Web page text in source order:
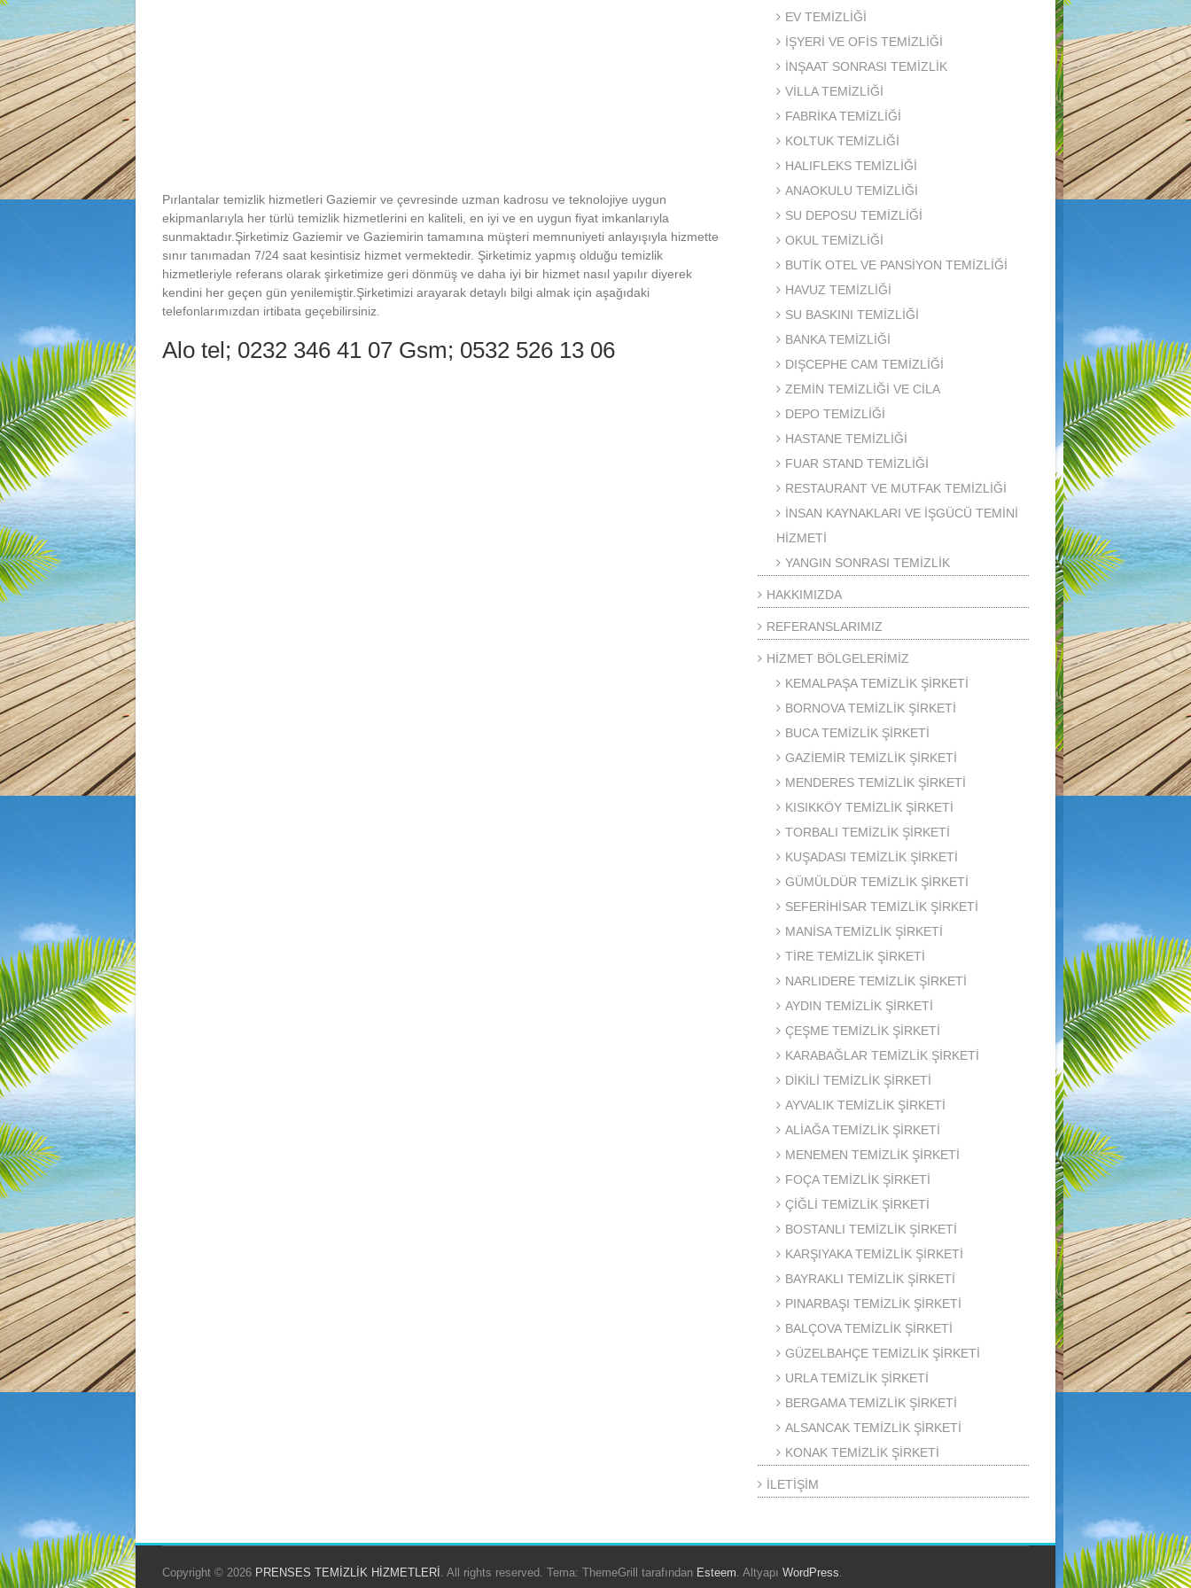
Pırlantalar temizlik hizmetleri Gaziemir ve çevresinde uzman kadrosu ve teknolojiye uygun
ekipmanlarıyla her türlü temizlik hizmetlerini en kaliteli, en iyi ve en uygun fiyat imkanlarıyla
sunmaktadır.Şirketimiz Gaziemir ve Gaziemirin tamamına müşteri memnuniyeti anlayışıyla hizmette
sınır tanımadan 7/24 saat kesintisiz hizmet vermektedir. Şirketimiz yapmış olduğu temizlik
hizmetleriyle referans olarak şirketimize geri dönmüş ve daha iyi bir hizmet nasıl yapılır diyerek
kendini her geçen gün yenilemiştir.Şirketimizi arayarak detaylı bilgi almak için aşağıdaki
telefonlarımızdan irtibata geçebilirsiniz.
Alo tel; 0232 346 41 07 Gsm; 0532 526 13 06
EV TEMİZLİĞİ
İŞYERİ VE OFİS TEMİZLİĞİ
İNŞAAT SONRASI TEMİZLİK
VİLLA TEMİZLİĞİ
FABRİKA TEMİZLİĞİ
KOLTUK TEMİZLİĞİ
HALIFLEKS TEMİZLİĞİ
ANAOKULU TEMİZLİĞİ
SU DEPOSU TEMİZLİĞİ
OKUL TEMİZLİĞİ
BUTİK OTEL VE PANSİYON TEMİZLİĞİ
HAVUZ TEMİZLİĞİ
SU BASKINI TEMİZLİĞİ
BANKA TEMİZLİĞİ
DIŞCEPHE CAM TEMİZLİĞİ
ZEMİN TEMİZLİĞİ VE CİLA
DEPO TEMİZLİĞİ
HASTANE TEMİZLİĞİ
FUAR STAND TEMİZLİĞİ
RESTAURANT VE MUTFAK TEMİZLİĞİ
İNSAN KAYNAKLARI VE İŞGÜCÜ TEMİNİ
HİZMETİ
YANGIN SONRASI TEMİZLİK
HAKKIMIZDA
REFERANSLARIMIZ
HİZMET BÖLGELERİMİZ
KEMALPAŞA TEMİZLİK ŞİRKETİ
BORNOVA TEMİZLİK ŞİRKETİ
BUCA TEMİZLİK ŞİRKETİ
GAZİEMİR TEMİZLİK ŞİRKETİ
MENDERES TEMİZLİK ŞİRKETİ
KISIKKÖY TEMİZLİK ŞİRKETİ
TORBALI TEMİZLİK ŞİRKETİ
KUŞADASI TEMİZLİK ŞİRKETİ
GÜMÜLDÜR TEMİZLİK ŞİRKETİ
SEFERİHİSAR TEMİZLİK ŞİRKETİ
MANİSA TEMİZLİK ŞİRKETİ
TİRE TEMİZLİK ŞİRKETİ
NARLIDERE TEMİZLİK ŞİRKETİ
AYDIN TEMİZLİK ŞİRKETİ
ÇEŞME TEMİZLİK ŞİRKETİ
KARABAĞLAR TEMİZLİK ŞİRKETİ
DİKİLİ TEMİZLİK ŞİRKETİ
AYVALIK TEMİZLİK ŞİRKETİ
ALİAĞA TEMİZLİK ŞİRKETİ
MENEMEN TEMİZLİK ŞİRKETİ
FOÇA TEMİZLİK ŞİRKETİ
ÇİĞLİ TEMİZLİK ŞİRKETİ
BOSTANLI TEMİZLİK ŞİRKETİ
KARŞIYAKA TEMİZLİK ŞİRKETİ
BAYRAKLI TEMİZLİK ŞİRKETİ
PINARBAŞI TEMİZLİK ŞİRKETİ
BALÇOVA TEMİZLİK ŞİRKETİ
GÜZELBAHÇE TEMİZLİK ŞİRKETİ
URLA TEMİZLİK ŞİRKETİ
BERGAMA TEMİZLİK ŞİRKETİ
ALSANCAK TEMİZLİK ŞİRKETİ
KONAK TEMİZLİK ŞİRKETİ
İLETİŞİM
Copyright © 2026 PRENSES TEMİZLİK HİZMETLERİ . All rights reserved. Tema: ThemeGrill tarafından Esteem. Altyapı WordPress.